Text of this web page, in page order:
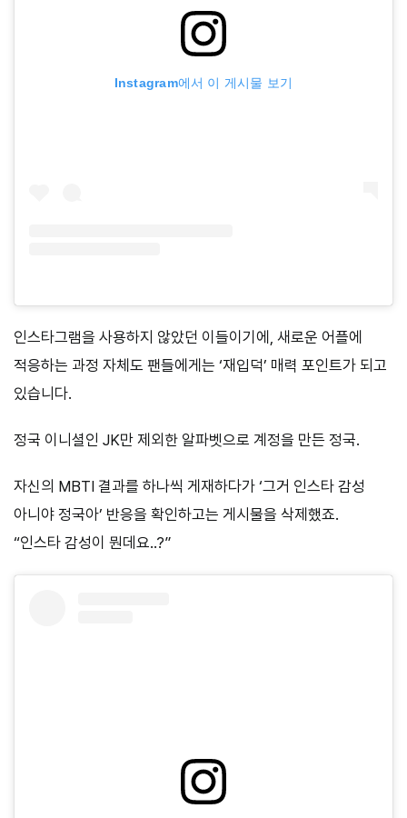
Instagram에서 이 게시물 보기
인스타그램을 사용하지 않았던 이들이기에, 새로운 어플에
적응하는 과정 자체도 팬들에게는 ‘재입덕’ 매력 포인트가 되고
있습니다.
정국 이니셜인 JK만 제외한 알파벳으로 계정을 만든 정국.
자신의 MBTI 결과를 하나씩 게재하다가 ‘그거 인스타 감성
아니야 정국아’ 반응을 확인하고는 게시물을 삭제했죠.
“인스타 감성이 뭔데요..?”